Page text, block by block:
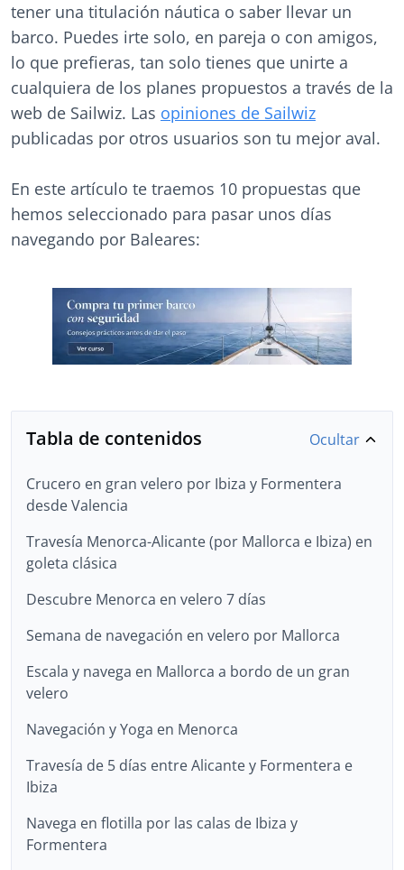
tener una titulación náutica o saber llevar un
barco. Puedes irte solo, en pareja o con amigos,
lo que prefieras, tan solo tienes que unirte a
cualquiera de los planes propuestos a través de la
web de Sailwiz. Las opiniones de Sailwiz
publicadas por otros usuarios son tu mejor aval.
En este artículo te traemos 10 propuestas que
hemos seleccionado para pasar unos días
navegando por Baleares:
Tabla de contenidos Ocultar
Crucero en gran velero por Ibiza y Formentera
desde Valencia
Travesía Menorca-Alicante (por Mallorca e Ibiza) en
goleta clásica
Descubre Menorca en velero 7 días
Semana de navegación en velero por Mallorca
Escala y navega en Mallorca a bordo de un gran
velero
Navegación y Yoga en Menorca
Travesía de 5 días entre Alicante y Formentera e
Ibiza
Navega en flotilla por las calas de Ibiza y
Formentera